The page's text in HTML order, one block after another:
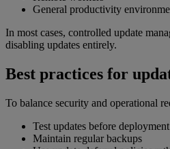
General productivity
In most cases, controlled update
disabling updates entirely.
Best practices for
To balance security and operational
Test updates before
Maintain regular backups